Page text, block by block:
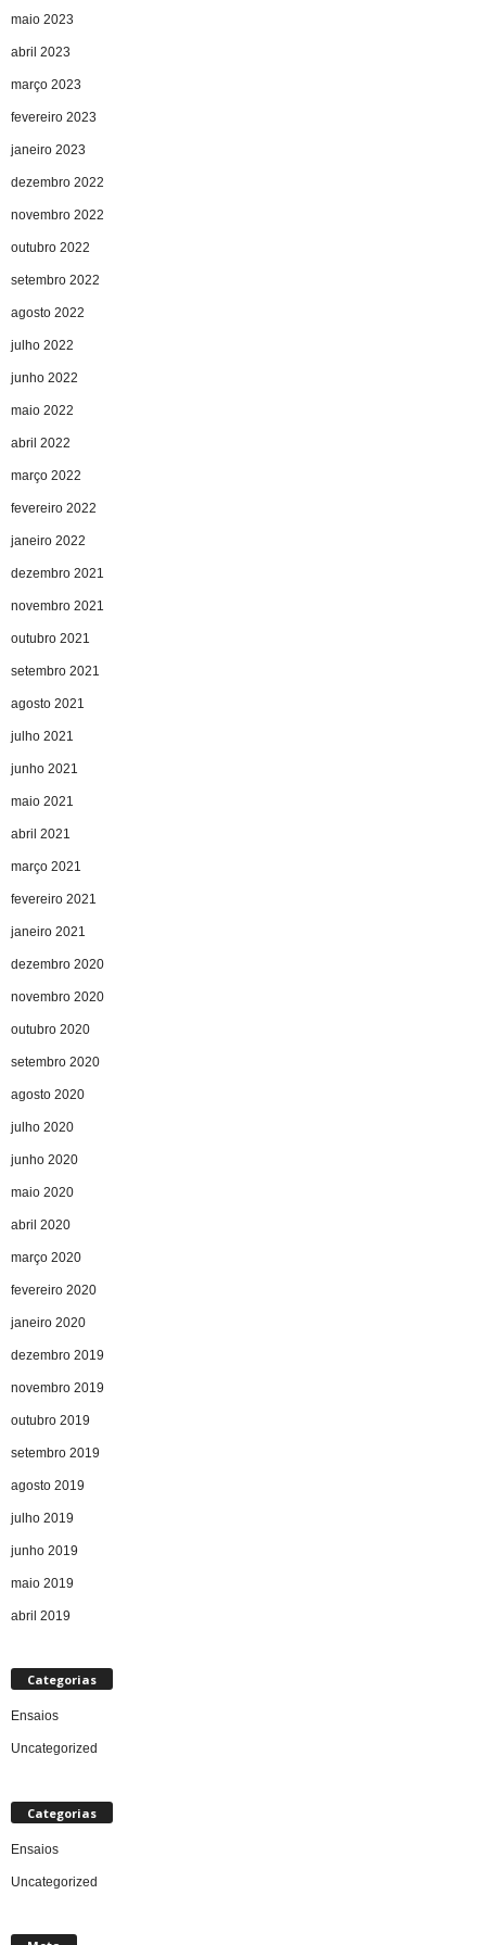
maio 2023
abril 2023
março 2023
fevereiro 2023
janeiro 2023
dezembro 2022
novembro 2022
outubro 2022
setembro 2022
agosto 2022
julho 2022
junho 2022
maio 2022
abril 2022
março 2022
fevereiro 2022
janeiro 2022
dezembro 2021
novembro 2021
outubro 2021
setembro 2021
agosto 2021
julho 2021
junho 2021
maio 2021
abril 2021
março 2021
fevereiro 2021
janeiro 2021
dezembro 2020
novembro 2020
outubro 2020
setembro 2020
agosto 2020
julho 2020
junho 2020
maio 2020
abril 2020
março 2020
fevereiro 2020
janeiro 2020
dezembro 2019
novembro 2019
outubro 2019
setembro 2019
agosto 2019
julho 2019
junho 2019
maio 2019
abril 2019
Categorias
Ensaios
Uncategorized
Categorias
Ensaios
Uncategorized